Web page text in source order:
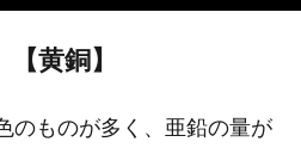
黄銅】
のものが多く、亜鉛の量が